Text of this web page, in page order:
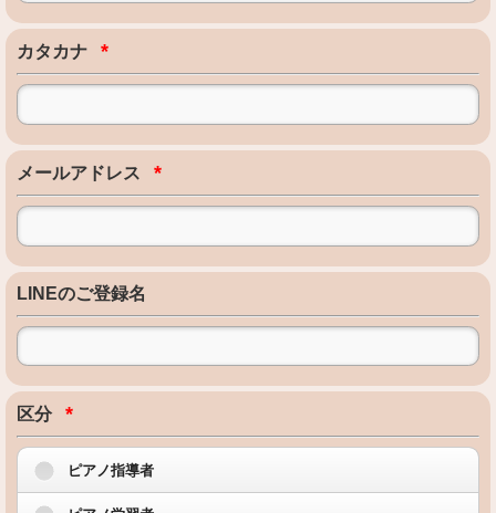
カタカナ *
メールアドレス *
LINEのご登録名
区分 *
ピアノ指導者